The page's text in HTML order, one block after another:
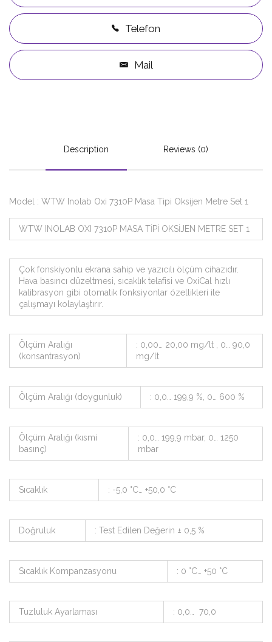
Telefon
Mail
Description Reviews (0)
Model : WTW Inolab Oxi 7310P Masa Tipi Oksijen Metre Set 1
WTW INOLAB OXI 7310P MASA TİPİ OKSİJEN METRE SET 1
Çok fonskiyonlu ekrana sahip ve yazıcılı ölçüm cihazıdır.
Hava basıncı düzeltmesi, sıcaklık telafisi ve OxiCal hızlı
kalibrasyon gibi otomatik fonksiyonlar özellikleri ile
çalışmayı kolaylaştırır.
Ölçüm Aralığı
(konsantrasyon)
: 0,00… 20,00 mg/lt , 0… 90,0
mg/lt
Ölçüm Aralığı (doygunluk) : 0,0… 199,9 %, 0… 600 %
Ölçüm Aralığı (kısmi
basınç)
: 0,0… 199,9 mbar, 0… 1250
mbar
Sıcaklık : -5,0 °C… +50,0 °C
Doğruluk : Test Edilen Değerin ± 0,5 %
Sıcaklık Kompanzasyonu : 0 °C… +50 °C
Tuzluluk Ayarlaması : 0,0… 70,0